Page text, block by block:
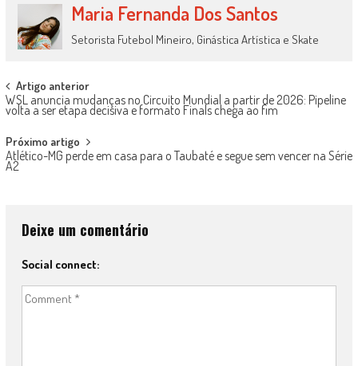
Maria Fernanda Dos Santos
Setorista Futebol Mineiro, Ginástica Artística e Skate
Post
navigation
Artigo anterior
WSL anuncia mudanças no Circuito Mundial a partir de 2026: Pipeline
volta a ser etapa decisiva e formato Finals chega ao fim
Próximo artigo
Atlético-MG perde em casa para o Taubaté e segue sem vencer na Série
A2
Deixe um comentário
Social connect: